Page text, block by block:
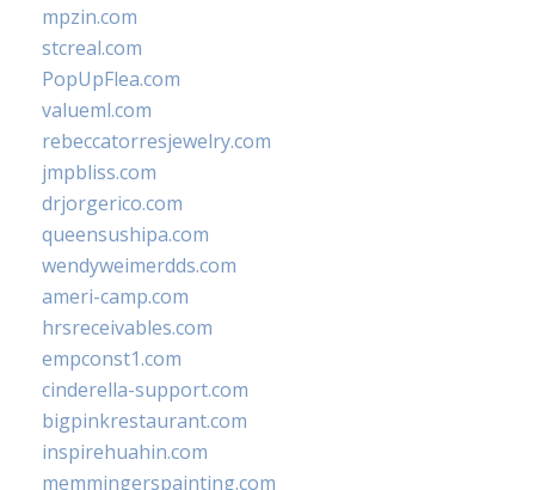
mpzin.com
stcreal.com
PopUpFlea.com
valueml.com
rebeccatorresjewelry.com
jmpbliss.com
drjorgerico.com
queensushipa.com
wendyweimerdds.com
ameri-camp.com
hrsreceivables.com
empconst1.com
cinderella-support.com
bigpinkrestaurant.com
inspirehuahin.com
memmingerspainting.com